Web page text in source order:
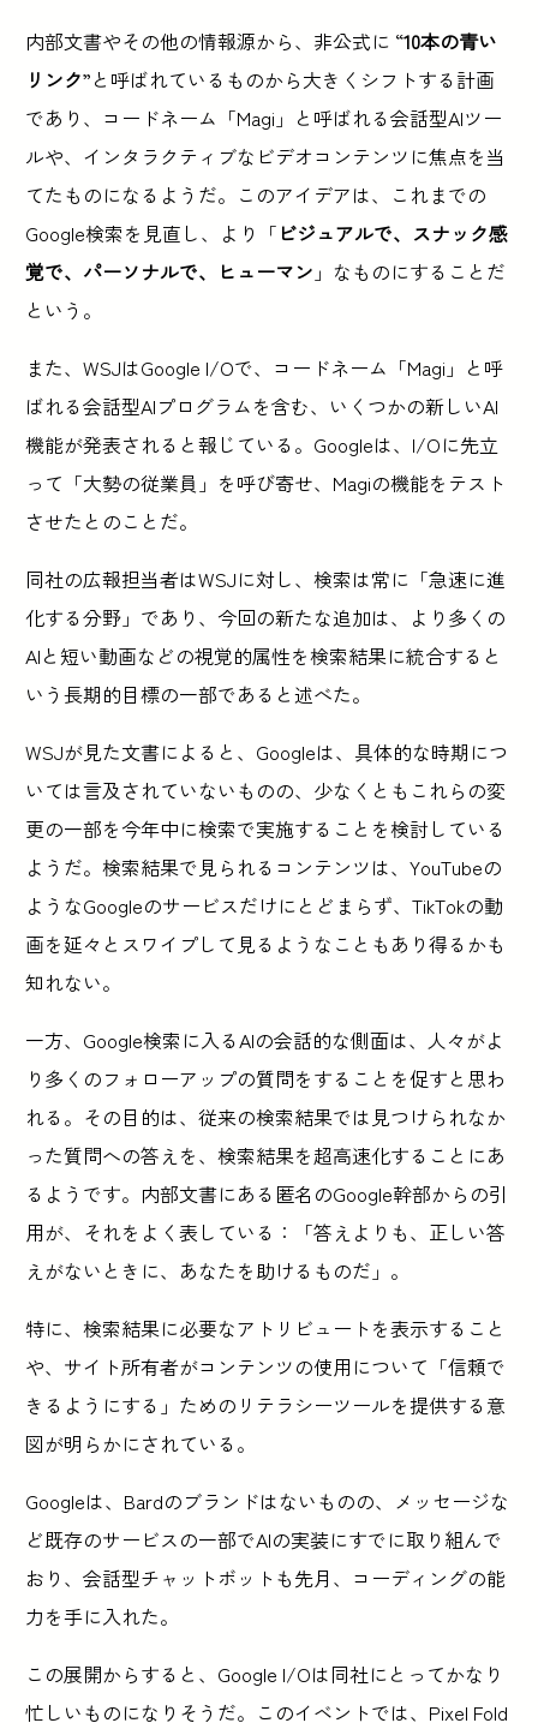
内部文書やその他の情報源から、非公式に “10本の青い
リンク”と呼ばれているものから大きくシフトする計画
であり、コードネーム「Magi」と呼ばれる会話型AIツー
ルや、インタラクティブなビデオコンテンツに焦点を当
てたものになるようだ。このアイデアは、これまでの
Google検索を見直し、より「 ビジュアルで、スナック感
覚で、パーソナルで、ヒューマン 」なものにすることだ
という。
また、WSJはGoogle I/Oで、コードネーム「Magi」と呼
ばれる会話型AIプログラムを含む、いくつかの新しいAI
機能が発表されると報じている。Googleは、I/Oに先立
って「大勢の従業員」を呼び寄せ、Magiの機能をテスト
させたとのことだ。
同社の広報担当者はWSJに対し、検索は常に「急速に進
化する分野」であり、今回の新たな追加は、より多くの
AIと短い動画などの視覚的属性を検索結果に統合すると
いう長期的目標の一部であると述べた。
WSJが見た文書によると、Googleは、具体的な時期につ
いては言及されていないものの、少なくともこれらの変
更の一部を今年中に検索で実施することを検討している
ようだ。検索結果で見られるコンテンツは、YouTubeの
ようなGoogleのサービスだけにとどまらず、TikTokの動
画を延々とスワイプして見るようなこともあり得るかも
知れない。
一方、Google検索に入るAIの会話的な側面は、人々がよ
り多くのフォローアップの質問をすることを促すと思わ
れる。その目的は、従来の検索結果では見つけられなか
った質問への答えを、検索結果を超高速化することにあ
るようです。内部文書にある匿名のGoogle幹部からの引
用が、それをよく表している：「答えよりも、正しい答
えがないときに、あなたを助けるものだ」。
特に、検索結果に必要なアトリビュートを表示すること
や、サイト所有者がコンテンツの使用について「信頼で
きるようにする」ためのリテラシーツールを提供する意
図が明らかにされている。
Googleは、Bardのブランドはないものの、メッセージな
ど既存のサービスの一部でAIの実装にすでに取り組んで
おり、会話型チャットボットも先月、コーディングの能
力を手に入れた。
この展開からすると、Google I/Oは同社にとってかなり
忙しいものになりそうだ。このイベントでは、Pixel Fold